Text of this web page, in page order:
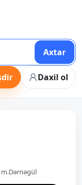
Axtar
Daxil ol
m.Dərnəgül